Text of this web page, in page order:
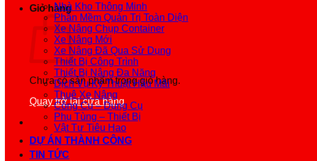
Giỏ hàng
Chưa có sản phẩm trong giỏ hàng.
Quay trở lại cửa hàng
Nhà Kho Thông Minh
Phần Mềm Quản Trị Toàn Diện
Xe Nâng Chụp Container
Xe Nâng Mới
Xe Nâng Đã Qua Sử Dụng
Thiết Bị Công Trình
Thiết Bị Nâng Đa Năng
Dịch Vụ Kỹ Thuật Hậu Mãi
Thuê Xe Nâng
Công Cụ – Dụng Cụ
Phụ Tùng – Thiết Bị
Vật Tư Tiêu Hao
DỰ ÁN THÀNH CÔNG
TIN TỨC